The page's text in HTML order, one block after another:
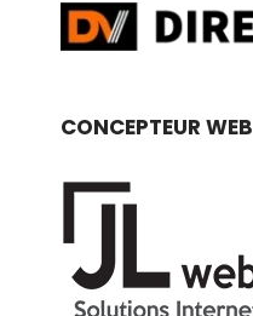
CONCEPTEUR WEB